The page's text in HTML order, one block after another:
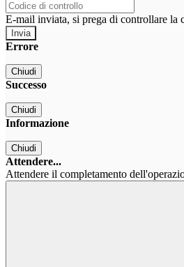
E-mail inviata, si prega di controllare la
Errore
Chiudi
Successo
Chiudi
Informazione
Chiudi
Attendere...
Attendere il completamento